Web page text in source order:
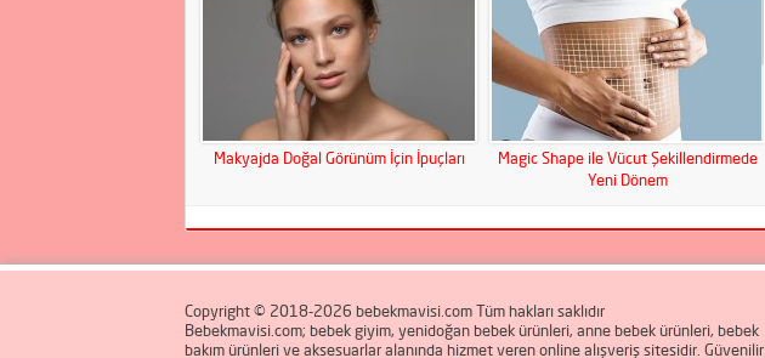
Makyajda Doğal Görünüm İçin İpuçları
Magic Shape ile Vücut Şekillendirmede
Yeni Dönem
Copyright © 2018-2026 bebekmavisi.com Tüm hakları saklıdır
Bebekmavisi.com; bebek giyim, yenidoğan bebek ürünleri, anne bebek ürünleri, bebek
bakım ürünleri ve aksesuarlar alanında hizmet veren online alışveriş sitesidir. Güvenilir